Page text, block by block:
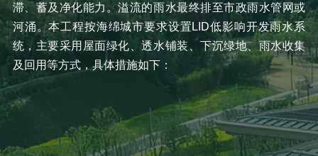
滞、蓄及净化能力。溢流的雨水最终排至市政雨水管网或
河涌。本工程按海绵城市要求设置LID低影响开发雨水系
统，主要采用屋面绿化、透水铺装、下沉绿地、雨水收集
及回用等方式，具体措施如下：